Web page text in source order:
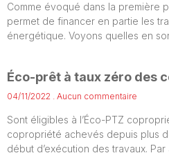
Comme évoqué dans la première
permet de financer en partie les
énergétique. Voyons quelles en
Éco-prêt à taux zéro des
04/11/2022 Aucun commentaire
Sont éligibles à l’Éco-PTZ
copropriété achevés depuis plus
début d’exécution des travaux. Par